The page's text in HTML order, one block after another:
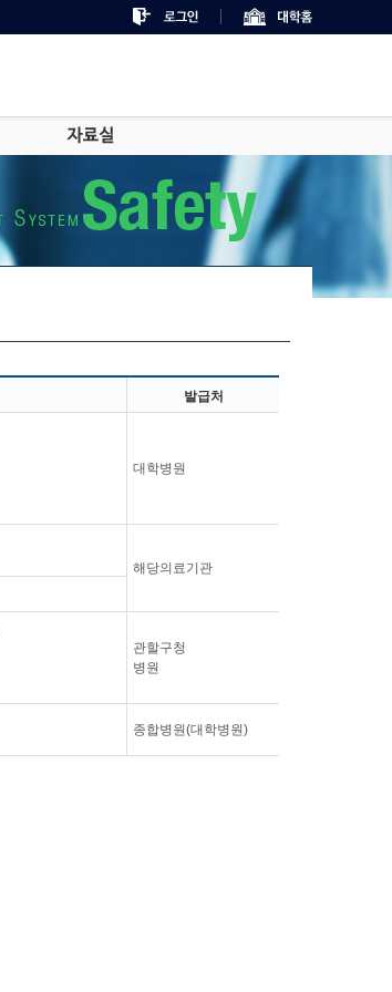
발급처
대학병원
해당의료기관
관할구청
병원
종합병원(대학병원)